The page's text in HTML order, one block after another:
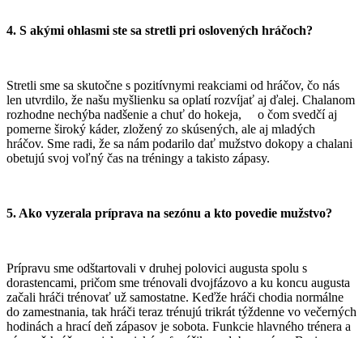
4. S akými ohlasmi ste sa stretli pri oslovených hráčoch?
Stretli sme sa skutočne s pozitívnymi reakciami od hráčov, čo nás
len utvrdilo, že našu myšlienku sa oplatí rozvíjať aj ďalej. Chalanom
rozhodne nechýba nadšenie a chuť do hokeja, o čom svedčí aj
pomerne široký káder, zložený zo skúsených, ale aj mladých
hráčov. Sme radi, že sa nám podarilo dať mužstvo dokopy a chalani
obetujú svoj voľný čas na tréningy a takisto zápasy.
5. Ako vyzerala príprava na sezónu a kto povedie mužstvo?
Prípravu sme odštartovali v druhej polovici augusta spolu s
dorastencami, pričom sme trénovali dvojfázovo a ku koncu augusta
začali hráči trénovať už samostatne. Keďže hráči chodia normálne
do zamestnania, tak hráči teraz trénujú trikrát týždenne vo večerných
hodinách a hrací deň zápasov je sobota. Funkcie hlavného trénera a